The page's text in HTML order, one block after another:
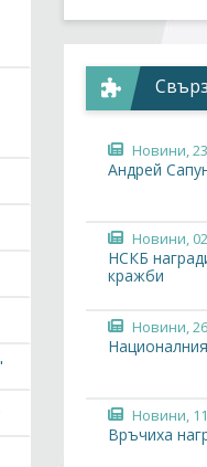
Новини,
Андрей
Новини,
НСКБ
кражби
Новини,
Новини,
Връчиха